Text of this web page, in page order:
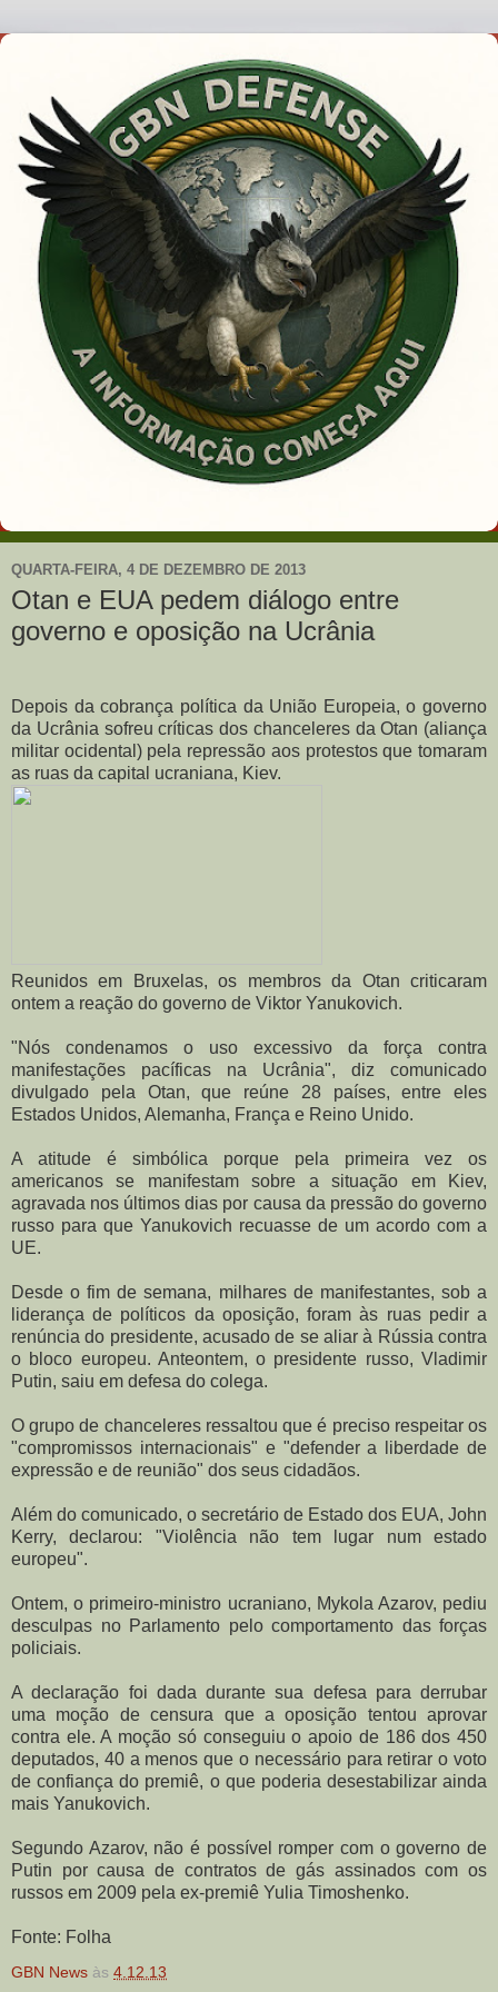
QUARTA-FEIRA, 4 DE DEZEMBRO DE 2013
Otan e EUA pedem diálogo entre
governo e oposição na Ucrânia
Depois da cobrança política da União Europeia, o governo
da Ucrânia sofreu críticas dos chanceleres da Otan (aliança
militar ocidental) pela repressão aos protestos que tomaram
as ruas da capital ucraniana, Kiev.
Reunidos em Bruxelas, os membros da Otan criticaram
ontem a reação do governo de Viktor Yanukovich.
"Nós condenamos o uso excessivo da força contra
manifestações pacíficas na Ucrânia", diz comunicado
divulgado pela Otan, que reúne 28 países, entre eles
Estados Unidos, Alemanha, França e Reino Unido.
A atitude é simbólica porque pela primeira vez os
americanos se manifestam sobre a situação em Kiev,
agravada nos últimos dias por causa da pressão do governo
russo para que Yanukovich recuasse de um acordo com a
UE.
Desde o fim de semana, milhares de manifestantes, sob a
liderança de políticos da oposição, foram às ruas pedir a
renúncia do presidente, acusado de se aliar à Rússia contra
o bloco europeu. Anteontem, o presidente russo, Vladimir
Putin, saiu em defesa do colega.
O grupo de chanceleres ressaltou que é preciso respeitar os
"compromissos internacionais" e "defender a liberdade de
expressão e de reunião" dos seus cidadãos.
Além do comunicado, o secretário de Estado dos EUA, John
Kerry, declarou: "Violência não tem lugar num estado
europeu".
Ontem, o primeiro-ministro ucraniano, Mykola Azarov, pediu
desculpas no Parlamento pelo comportamento das forças
policiais.
A declaração foi dada durante sua defesa para derrubar
uma moção de censura que a oposição tentou aprovar
contra ele. A moção só conseguiu o apoio de 186 dos 450
deputados, 40 a menos que o necessário para retirar o voto
de confiança do premiê, o que poderia desestabilizar ainda
mais Yanukovich.
Segundo Azarov, não é possível romper com o governo de
Putin por causa de contratos de gás assinados com os
russos em 2009 pela ex-premiê Yulia Timoshenko.
Fonte: Folha
GBN News às 4.12.13